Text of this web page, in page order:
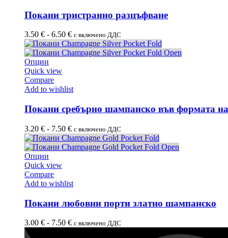
Покани тристранно разцъфване
3.50 € - 6.50 € с включено ДДС
Опции
Quick view
Compare
Add to wishlist
Покани сребърно шампанско във формата
3.20 € - 7.50 € с включено ДДС
Опции
Quick view
Compare
Add to wishlist
Покани любовни порти златно шампанско
3.00 € - 7.50 € с включено ДДС